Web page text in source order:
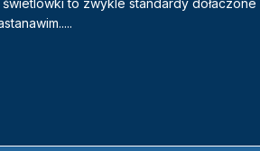
to zwykle standardy dołaczone